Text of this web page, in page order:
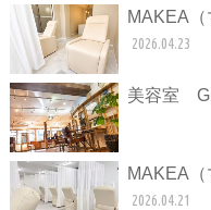
MAKEA
2026.04.23
美容室
MAKEA
2026.04.21